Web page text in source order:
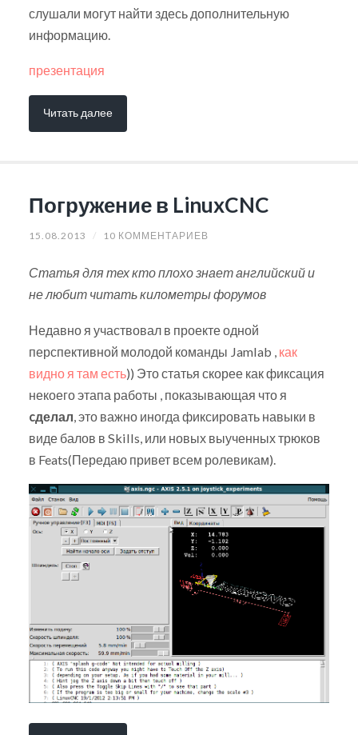
слушали могут найти здесь дополнительную
информацию.
презентация
Читать далее
Погружение в LinuxCNC
15.08.2013 / 10 КОММЕНТАРИЕВ
Статья для тех кто плохо знает английский и
не любит читать километры форумов
Недавно я участвовал в проекте одной
перспективной молодой команды Jamlab , как
видно я там есть)) Это статья скорее как фиксация
некоего этапа работы , показывающая что я
cделал , это важно иногда фиксировать навыки в
виде балов в Skills, или новых выученных трюков
в Feats(Передаю привет всем ролевикам).